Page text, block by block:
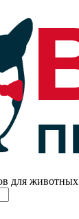
для животных